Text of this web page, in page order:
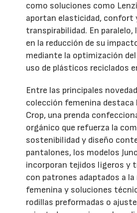
como soluciones como
aportan elasticidad, confort
transpirabilidad. En paralelo,
en la reducción de su
mediante la optimización
uso de plásticos reciclados
Entre las principales
colección femenina destaca
Crop, una prenda
orgánico que refuerza la
sostenibilidad y diseño
pantalones, los modelos
incorporan tejidos ligeros y
con patrones adaptados a
femenina y soluciones
rodillas preformadas o